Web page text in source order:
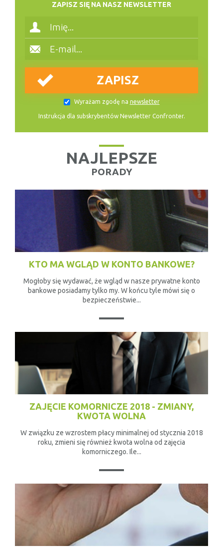
ZAPISZ SIĘ NA NASZ NEWSLETTER
Wyrażam zgodę na newsletter
Instrukcja dla subskrybentów Newsletter Confronter.
NAJLEPSZE
PORADY
KTO MA WGLĄD W KONTO BANKOWE?
Mogłoby się wydawać, że wgląd w nasze prywatne konto
bankowe posiadamy tylko my. W końcu tyle mówi się o
bezpieczeństwie...
ZAJĘCIE KOMORNICZE 2018 - ZMIANY,
KWOTA WOLNA
W związku ze wzrostem płacy minimalnej od stycznia 2018
roku, zmieni się również kwota wolna od zajęcia
komorniczego. Ile...